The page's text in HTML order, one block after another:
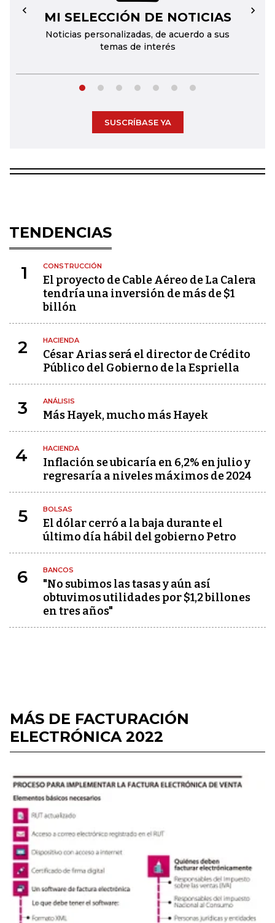
MI SELECCIÓN DE NOTICIAS
Noticias personalizadas, de acuerdo a sus
temas de interés
← →
SUSCRÍBASE YA
TENDENCIAS
1 CONSTRUCCIÓN
El proyecto de Cable Aéreo de La Calera
tendría una inversión de más de $1
billón
2 HACIENDA
César Arias será el director de Crédito
Público del Gobierno de la Espriella
3 ANÁLISIS
Más Hayek, mucho más Hayek
4 HACIENDA
Inflación se ubicaría en 6,2% en julio y
regresaría a niveles máximos de 2024
5 BOLSAS
El dólar cerró a la baja durante el
último día hábil del gobierno Petro
6 BANCOS
"No subimos las tasas y aún así
obtuvimos utilidades por $1,2 billones
en tres años"
MÁS DE FACTURACIÓN
ELECTRÓNICA 2022